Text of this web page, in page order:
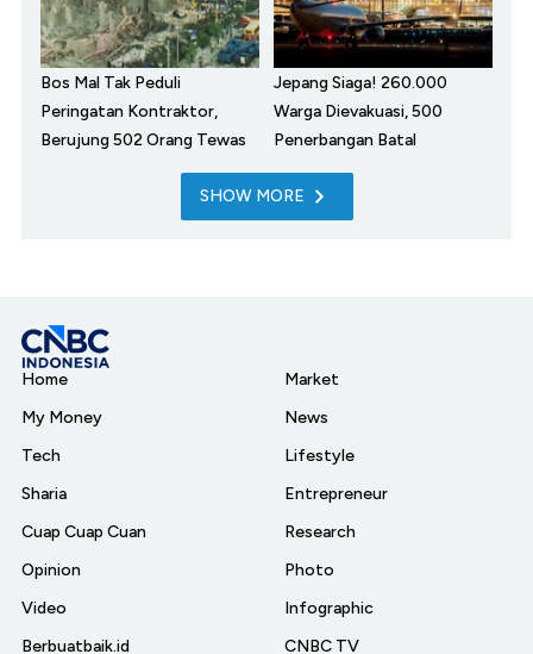
Bos Mal Tak Peduli
Peringatan Kontraktor,
Berujung 502 Orang Tewas
Jepang Siaga! 260.000
Warga Dievakuasi, 500
Penerbangan Batal
SHOW MORE
Home
My Money
Tech
Sharia
Cuap Cuap Cuan
Opinion
Video
Berbuatbaik.id
Market
News
Lifestyle
Entrepreneur
Research
Photo
Infographic
CNBC TV